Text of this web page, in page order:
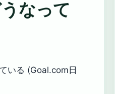
なって
いる (Goal.com日